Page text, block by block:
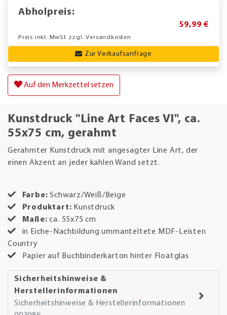
Abholpreis:
59,99 €
Preis inkl. MwSt zzgl. Versandkosten
Zur Verkaufsanfrage
Auf den Merkzettel setzen
Kunstdruck "Line Art Faces VI", ca.
55x75 cm, gerahmt
Gerahmter Kunstdruck mit angesagter Line Art, der
einen Akzent an jeder kahlen Wand setzt.
Farbe: Schwarz/Weiß/Beige
Produktart: Kunstdruck
Maße:ca. 55x75 cm
in Eiche-Nachbildung ummanteltete MDF-Leisten
Country
Papier auf Buchbinderkarton hinter Floatglas
Sicherheitshinweise &
Herstellerinformationen
Sicherheitshinweise & Herstellerinformationen